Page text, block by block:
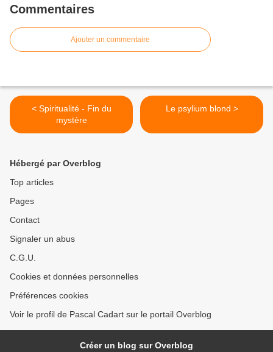
Commentaires
Ajouter un commentaire
< Spiritualité - Fin du
mystère
Le psylium blond >
Hébergé par Overblog
Top articles
Pages
Contact
Signaler un abus
C.G.U.
Cookies et données personnelles
Préférences cookies
Voir le profil de Pascal Cadart sur le portail Overblog
Créer un blog sur Overblog